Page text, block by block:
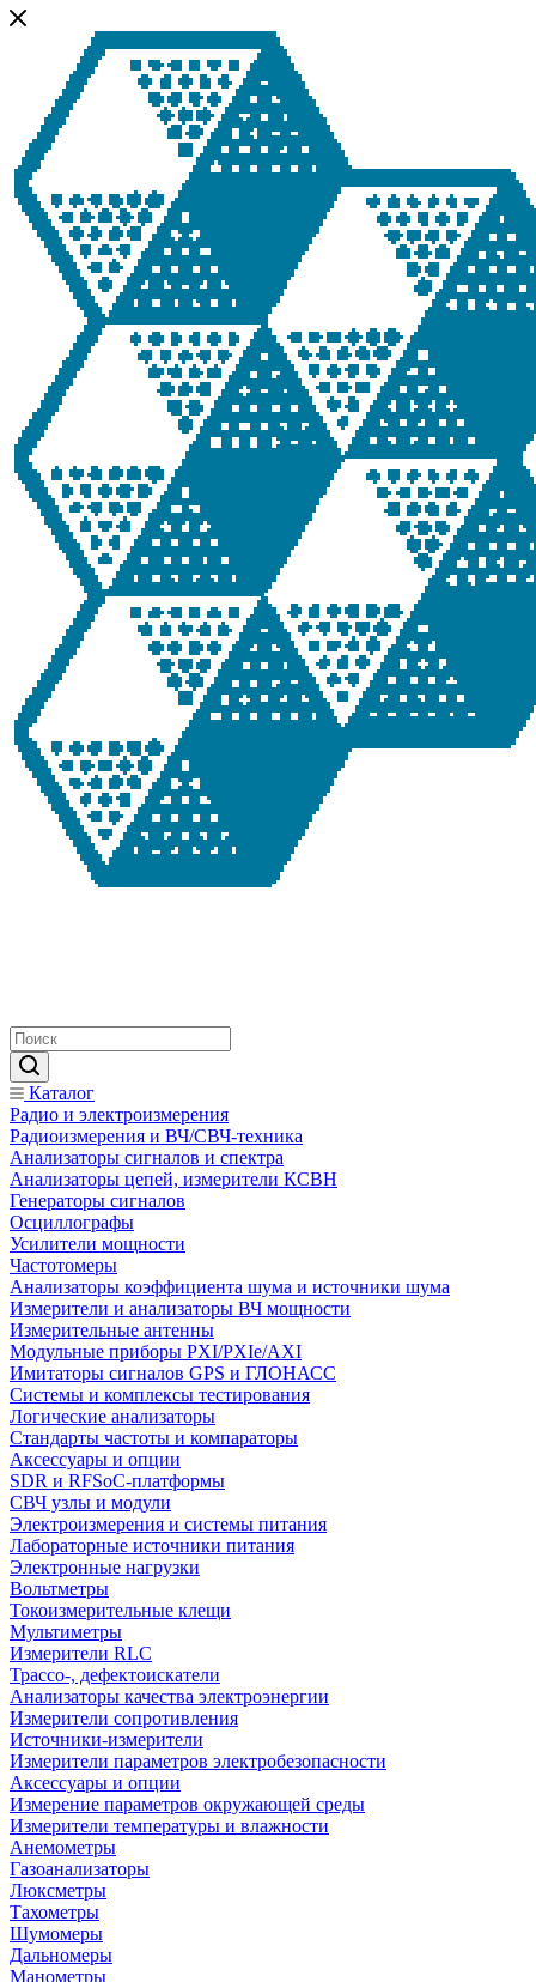
Каталог
Радио и электроизмерения
Радиоизмерения и ВЧ/СВЧ-техника
Анализаторы сигналов и спектра
Анализаторы цепей, измерители КСВН
Генераторы сигналов
Осциллографы
Усилители мощности
Частотомеры
Анализаторы коэффициента шума и источники шума
Измерители и анализаторы ВЧ мощности
Измерительные антенны
Модульные приборы PXI/PXIe/AXI
Имитаторы сигналов GPS и ГЛОНАСС
Системы и комплексы тестирования
Логические анализаторы
Стандарты частоты и компараторы
Аксессуары и опции
SDR и RFSoC‑платформы
СВЧ узлы и модули
Электроизмерения и системы питания
Лабораторные источники питания
Электронные нагрузки
Вольтметры
Токоизмерительные клещи
Мультиметры
Измерители RLC
Трассо-, дефектоискатели
Анализаторы качества электроэнергии
Измерители сопротивления
Источники-измерители
Измерители параметров электробезопасности
Аксессуары и опции
Измерение параметров окружающей среды
Измерители температуры и влажности
Анемометры
Газоанализаторы
Люксметры
Тахометры
Шумомеры
Дальномеры
Манометры